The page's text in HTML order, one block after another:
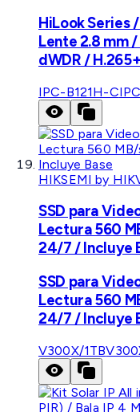
HiLook Series
Lente 2.8 mm
dWDR /
IPC-B121H-C
HIKSEMI by
SSD para
Lectura 560
24/7 / Incluye
SSD para
Lectura 560
24/7 / Incluye
V300X/1TB